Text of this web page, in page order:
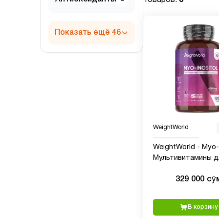
Показать ещё 46
WeightWorld
WeightWorld -
Мультивитамины
Инозитолом, 4000
329 000
В корзину